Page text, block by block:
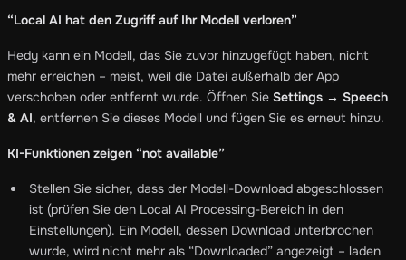
“Local AI hat den Zugriff auf Ihr Modell verloren”
Hedy kann ein Modell, das Sie zuvor hinzugefügt haben, nicht
mehr erreichen – meist, weil die Datei außerhalb der App
verschoben oder entfernt wurde. Öffnen Sie Settings → Speech
& AI, entfernen Sie dieses Modell und fügen Sie es erneut hinzu.
KI-Funktionen zeigen “not available”
Stellen Sie sicher, dass der Modell-Download abgeschlossen
ist (prüfen Sie den Local AI Processing-Bereich in den
Einstellungen). Ein Modell, dessen Download unterbrochen
wurde, wird nicht mehr als “Downloaded” angezeigt – laden